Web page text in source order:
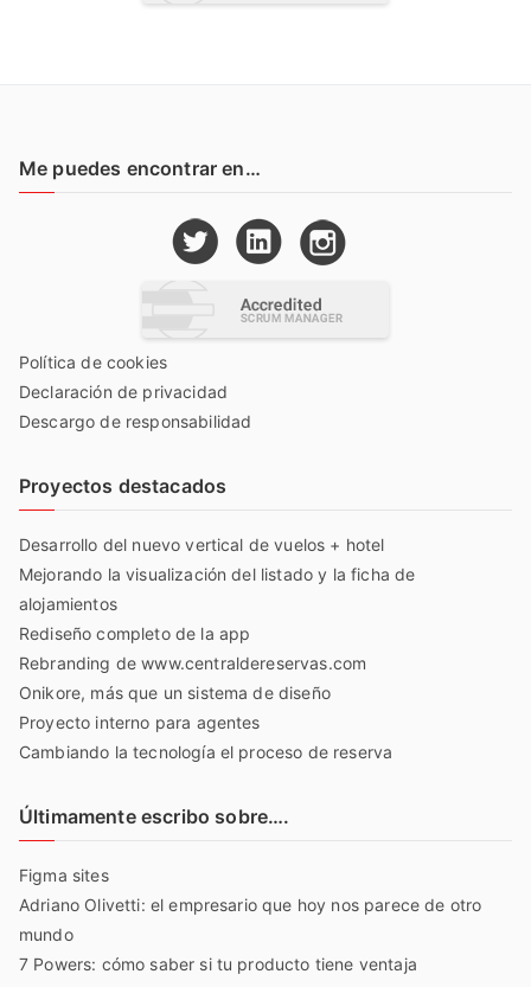
Me puedes encontrar en…
Política de cookies
Declaración de privacidad
Descargo de responsabilidad
Proyectos destacados
Desarrollo del nuevo vertical de vuelos + hotel
Mejorando la visualización del listado y la ficha de
alojamientos
Rediseño completo de la app
Rebranding de www.centraldereservas.com
Onikore, más que un sistema de diseño
Proyecto interno para agentes
Cambiando la tecnología el proceso de reserva
Últimamente escribo sobre….
Figma sites
Adriano Olivetti: el empresario que hoy nos parece de otro
mundo
7 Powers: cómo saber si tu producto tiene ventaja